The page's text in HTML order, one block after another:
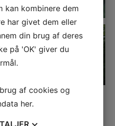
kan kombinere dem
har givet dem eller
din brug af deres
på 'OK' giver du
af cookies og
her.